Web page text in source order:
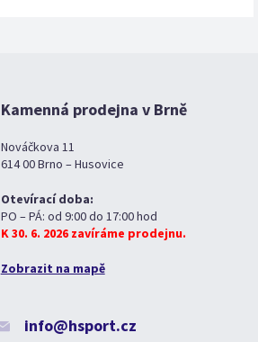
Kamenná prodejna v Brně
Nováčkova 11
614 00 Brno – Husovice
Otevírací doba:
PO – PÁ: od 9:00 do 17:00 hod
K 30. 6. 2026 zavíráme prodejnu.
Zobrazit na mapě
info@hsport.cz